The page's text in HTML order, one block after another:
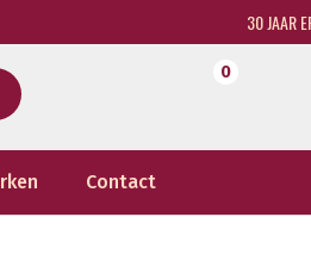
30 JAAR
0
Contact